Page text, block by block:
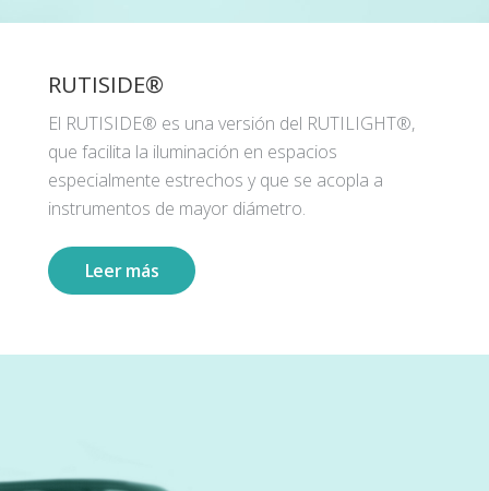
RUTISIDE®
El RUTISIDE® es una versión del RUTILIGHT®,
que facilita la iluminación en espacios
especialmente estrechos y que se acopla a
instrumentos de mayor diámetro.
Leer más